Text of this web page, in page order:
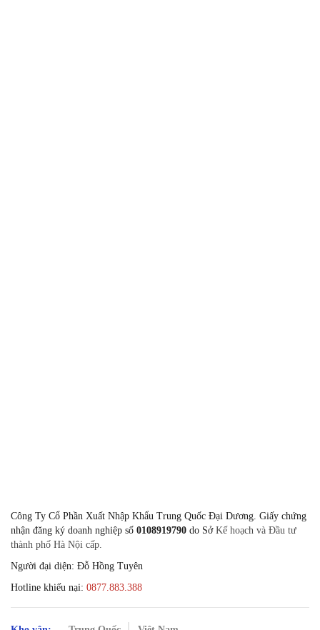
Công Ty Cổ Phần Xuất Nhập Khẩu Trung Quốc Đại Dương. Giấy chứng
nhận đăng ký doanh nghiệp số 0108919790 do Sở Kế hoạch và Đầu tư
thành phố Hà Nội cấp.
Người đại diện: Đỗ Hồng Tuyên
Hotline khiếu nại: 0877.883.388